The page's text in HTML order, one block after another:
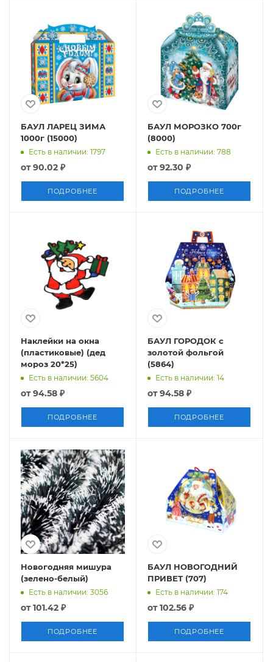
БАУЛ ЛАРЕЦ ЗИМА
1000г (15000)
Есть в наличии: 1797
от90.02 ₽
ПОДРОБНЕЕ
БАУЛ МОРОЗКО 700г
(8000)
Есть в наличии: 788
от92.30 ₽
ПОДРОБНЕЕ
Наклейки на окна
(пластиковые) (дед
мороз 20*25)
Есть в наличии: 5604
от94.58 ₽
ПОДРОБНЕЕ
БАУЛ ГОРОДОК с
золотой фольгой
(5864)
Есть в наличии: 14
от94.58 ₽
ПОДРОБНЕЕ
Новогодняя мишура
(зелено-белый)
Есть в наличии: 3056
от101.42 ₽
ПОДРОБНЕЕ
БАУЛ НОВОГОДНИЙ
ПРИВЕТ (707)
Есть в наличии: 174
от102.56 ₽
ПОДРОБНЕЕ